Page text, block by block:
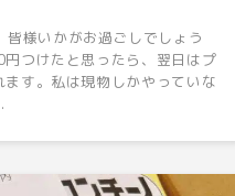
様いかがお過ごしでしょう
つけたと思ったら、翌日はプ
す。私は現物しかやっていな